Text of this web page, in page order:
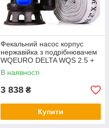
Фекальний насос корпус
нержавійка з подрібнювачем
WQEURO DELTA WQS 2.5 +
пожежний шланг з гайками
В наявності
3 838 ₴
Купити